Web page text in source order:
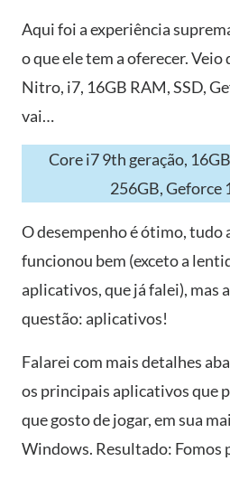
Aqui foi a experiência
o que ele tem a oferecer.
Nitro, i7, 16GB RAM, SSD,
vai…
Core i7 9th geração,
256GB, Geforce
O desempenho é ótimo, tudo
funcionou bem (exceto a
aplicativos, que já falei), mas
questão: aplicativos!
Falarei com mais detalhes
os principais aplicativos que
que gosto de jogar, em sua
Windows. Resultado: Fomos